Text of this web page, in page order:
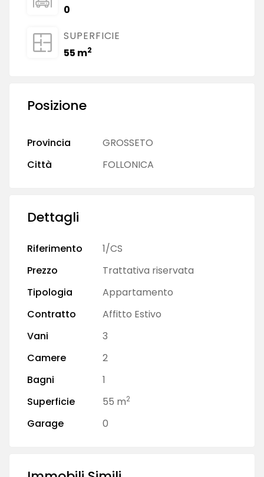
0
SUPERFICIE
55 m2
Posizione
Provincia
GROSSETO
Città
FOLLONICA
Dettagli
Riferimento
1/CS
Prezzo
Trattativa riservata
Tipologia
Appartamento
Contratto
Affitto Estivo
Vani
3
Camere
2
Bagni
1
Superficie
55 m2
Garage 0